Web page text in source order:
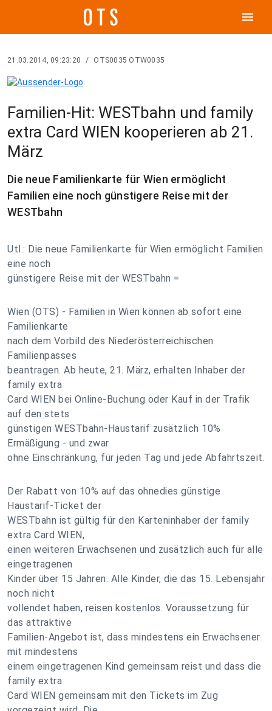
menu
21.03.2014, 09:23:20 / OTS0035 OTW0035
Familien-Hit: WESTbahn und family
extra Card WIEN kooperieren ab 21.
März
Die neue Familienkarte für Wien ermöglicht
Familien eine noch günstigere Reise mit der
WESTbahn
Utl.: Die neue Familienkarte für Wien ermöglicht Familien
eine noch
günstigere Reise mit der WESTbahn =
Wien (OTS) - Familien in Wien können ab sofort eine
Familienkarte
nach dem Vorbild des Niederösterreichischen
Familienpasses
beantragen. Ab heute, 21. März, erhalten Inhaber der
family extra
Card WIEN bei Online-Buchung oder Kauf in der Trafik
auf den stets
günstigen WESTbahn-Haustarif zusätzlich 10%
Ermäßigung - und zwar
ohne Einschränkung, für jeden Tag und jede Abfahrtszeit.
Der Rabatt von 10% auf das ohnedies günstige
Haustarif-Ticket der
WESTbahn ist gültig für den Karteninhaber der family
extra Card WIEN,
einen weiteren Erwachsenen und zusätzlich auch für alle
eingetragenen
Kinder über 15 Jahren. Alle Kinder, die das 15. Lebensjahr
noch nicht
vollendet haben, reisen kostenlos. Voraussetzung für
das attraktive
Familien-Angebot ist, dass mindestens ein Erwachsener
mit mindestens
einem eingetragenen Kind gemeinsam reist und dass die
family extra
Card WIEN gemeinsam mit den Tickets im Zug